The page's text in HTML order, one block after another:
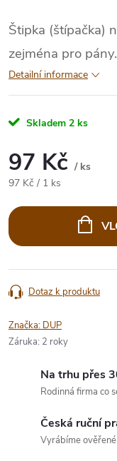
Štipka (štípačka)
zejména pro pány.
Detailní informace
Skladem 2 ks
97 Kč / ks
Měrná
97 Kč / 1 ks
Dotaz k produktu
Značka: DUP
Záruka: 2 roky
Na trhu přes
Rodinná firma co
Česká ruční
Vyrábíme